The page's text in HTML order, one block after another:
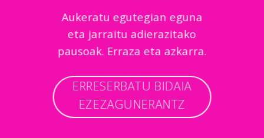
Aukeratu egutegian eguna
eta jarraitu adierazitako
pausoak. Erraza eta azkarra.
ERRESERBATU BIDAIA
EZEZAGUNERANTZ